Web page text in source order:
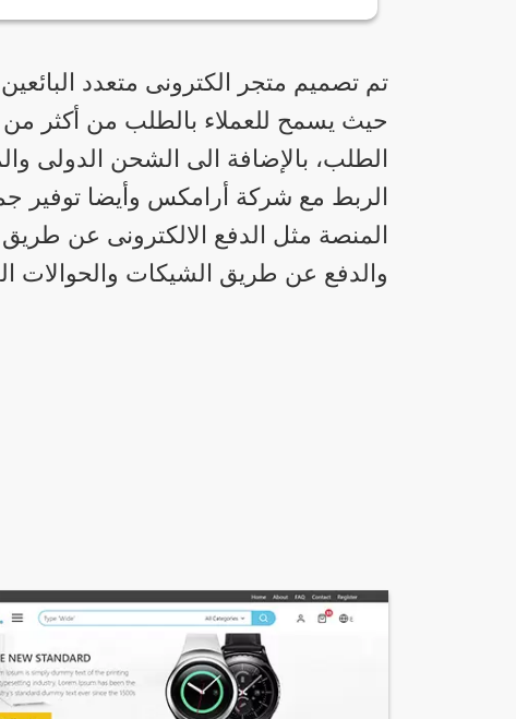
حيث يسمح للعملاء بالطلب من أكثر
الطلب، بالإضافة الى الشحن الدولى
الربط مع شركة أرامكس وأيضا توفير
المنصة مثل الدفع الالكترونى عن طريق
والدفع عن طريق الشيكات والحوالات